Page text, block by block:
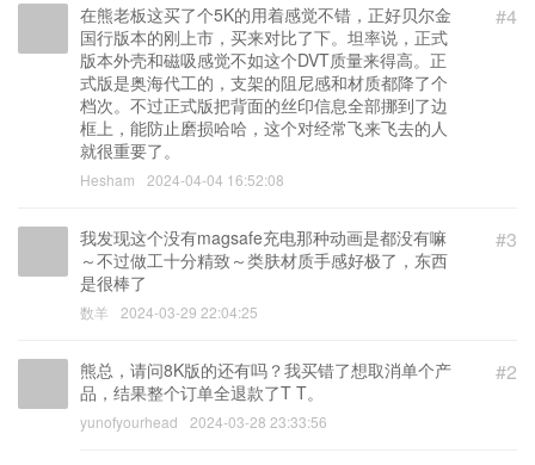
#4
在熊老板这买了个5K的用着感觉不错，正好贝尔金
国行版本的刚上市，买来对比了下。坦率说，正式
版本外壳和磁吸感觉不如这个DVT质量来得高。正
式版是奥海代工的，支架的阻尼感和材质都降了个
档次。不过正式版把背面的丝印信息全部挪到了边
框上，能防止磨损哈哈，这个对经常飞来飞去的人
就很重要了。
Hesham 2024-04-04 16:52:08
#3
我发现这个没有magsafe充电那种动画是都没有嘛
～不过做工十分精致～类肤材质手感好极了，东西
是很棒了
数羊 2024-03-29 22:04:25
#2
熊总，请问8K版的还有吗？我买错了想取消单个产
品，结果整个订单全退款了T T。
yunofyourhead 2024-03-28 23:33:56